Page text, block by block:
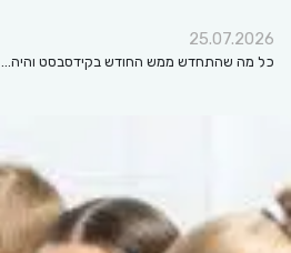
25.07.2026
כל מה שהתחדש ממש החודש בקידסבסט והיה…